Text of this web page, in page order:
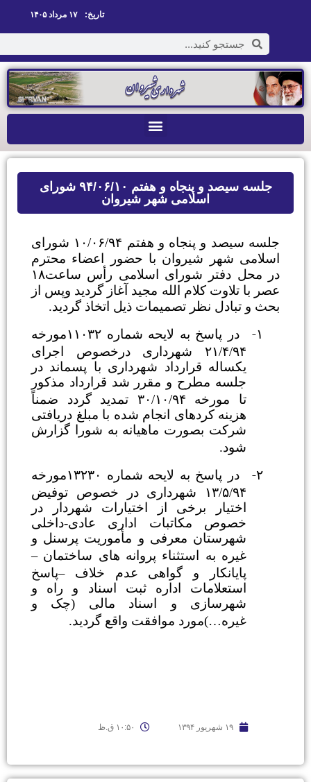
جلسه سیصد و پنجاه و هفتم ۹۴/۰۶/۱۰ شورای
اسلامی شهر شیروان
و پنجاه و هفتم۹۴/۰۶/ ۱۰شورای
شهر شیروان با حضور اعضاء محترم
در محل دفتر شورای اسلامی رأس ساعت۱۸
کلام الله مجید آغاز گردید وپس از
نظر تصمیمات ذیل اتخاذ گردید.
در پاسخ به لایحه شماره ۱۱۰۳۲مورخه
شهرداری درخصوص اجرای
قرارداد شهرداری با پسماند در
مطرح و مقرر شد قرارداد مذکور
۹۴/۱۰/ ۳۰تمدید گردد ضمناً
کردهای انجام شده با مبلغ دریافتی
بصورت ماهیانه به شورا گزارش
در پاسخ به لایحه شماره ۱۳۲۳۰مورخه
شهرداری در خصوص توفیض
برخی از اختیارات شهردار در
مکاتبات اداری عادی-داخلی
معرفی و مأموریت پرسنل و
به استثناء پروانه های ساختمان–
و گواهی عدم خلاف–پاسخ
اداره ثبت اسناد و راه و
و اسناد مالی (چک و
موافقت واقع گردید.
۱۰:۵۰ ق.ظ